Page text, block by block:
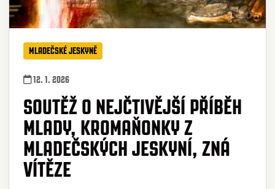
MLADEČSKÉ JESKYNĚ
12. 1. 2026
SOUTĚŽ O NEJČTIVĚJŠÍ PŘÍBĚH
MLADY, KROMAŇONKY Z
MLADEČSKÝCH JESKYNÍ, ZNÁ
VÍTĚZE